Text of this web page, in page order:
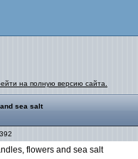
на полную версию сайта.
sea salt